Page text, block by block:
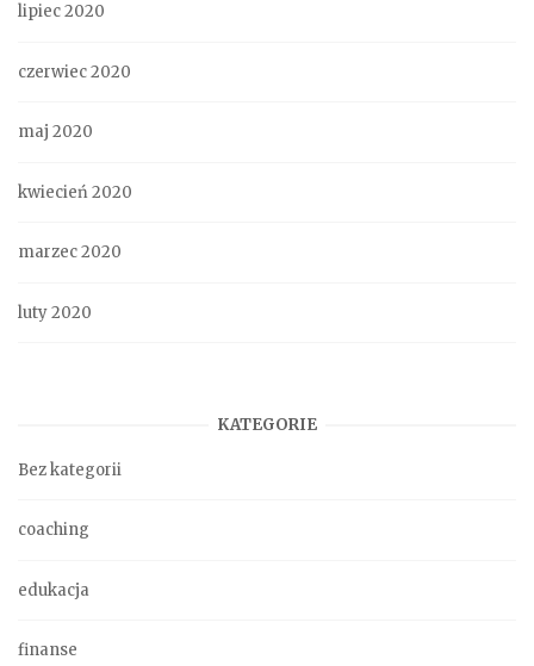
lipiec 2020
czerwiec 2020
maj 2020
kwiecień 2020
marzec 2020
luty 2020
KATEGORIE
Bez kategorii
coaching
edukacja
finanse